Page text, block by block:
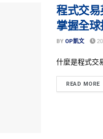
程式交
掌握全
BY OP凱文
什麼是程式交
READ MORE